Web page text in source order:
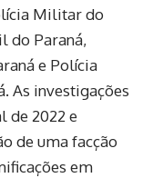
Militar do
do Paraná,
e Polícia
As investigações
de 2022 e
de uma facção
em